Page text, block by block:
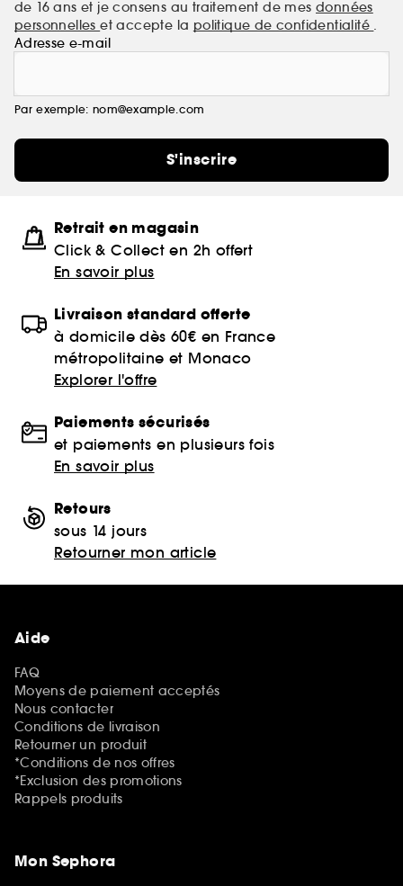
de 16 ans et je consens au traitement de mes données
personnelleset accepte la politique de confidentialité
Adresse e-mail
Par exemple: nom@example.com
S'inscrire
Retrait en magasin
Click & Collect en 2h offert
En savoir plus
Livraison standard offerte
à domicile dès 60€ en France
métropolitaine et Monaco
Explorer l'offre
Paiements sécurisés
et paiements en plusieurs fois
En savoir plus
Retours
sous 14 jours
Retourner mon article
Aide
FAQ
Moyens de paiement acceptés
Nous contacter
Conditions de livraison
Retourner un produit
*Conditions de nos offres
*Exclusion des promotions
Rappels produits
Mon Sephora